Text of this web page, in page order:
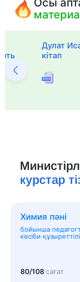
Дулат
кітап
курстар
Химия пәні
бойынша
кәсіби
80/108сағат